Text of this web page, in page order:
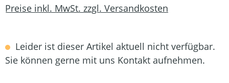
Preise inkl. MwSt. zzgl. Versandkosten
Leider ist dieser Artikel aktuell nicht verfügbar.
Sie können gerne mit uns Kontakt aufnehmen.